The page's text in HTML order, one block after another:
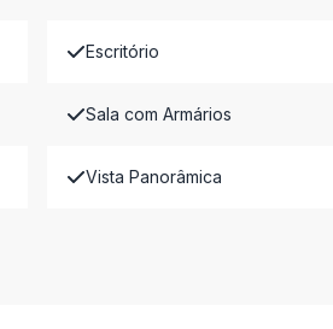
Escritório
Sala com Armários
Vista Panorâmica